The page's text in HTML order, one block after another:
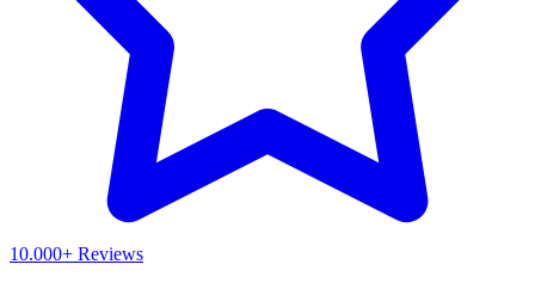
10.000+ Reviews